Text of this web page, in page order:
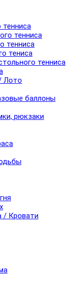
тенниса
тенниса
тениса
тенниса
Лото
баллоны
рюкзаки
/ Кровати